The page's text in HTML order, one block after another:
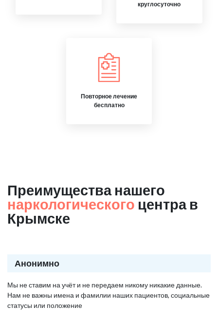
круглосуточно
Повторное лечение
бесплатно
Преимущества нашего
наркологического центра в
Крымске
Анонимно
Мы не ставим на учёт и не передаем никому никакие данные.
Нам не важны имена и фамилии наших пациентов, социальные
статусы или положение